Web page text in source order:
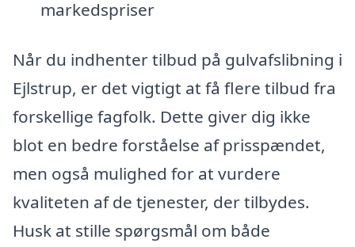
markedspriser
Når du indhenter tilbud på gulvafslibning i
Ejlstrup, er det vigtigt at få flere tilbud fra
forskellige fagfolk. Dette giver dig ikke
blot en bedre forståelse af prisspændet,
men også mulighed for at vurdere
kvaliteten af de tjenester, der tilbydes.
Husk at stille spørgsmål om både